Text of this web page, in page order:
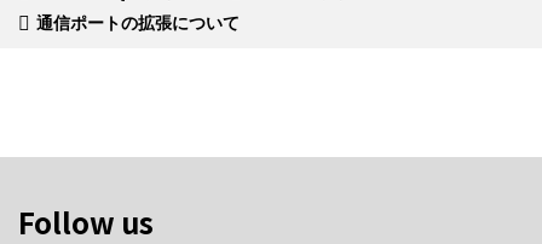
通信ポートの拡張について
Follow us